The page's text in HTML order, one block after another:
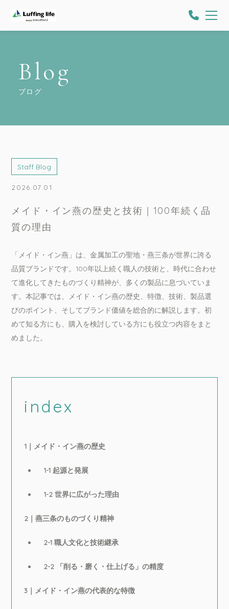
Blog
ブログ
Staff Blog
2026.07.01
メイド・イン燕の歴史と技術｜100年続く品
質の理由
「メイド・イン燕」は、金属加工の聖地・燕三条が世界に誇る
品質ブランドです。100年以上続く職人の技術と、時代に合わせ
て進化してきたものづくり精神が、多くの製品に息づいていま
す。本記事では、メイド・イン燕の歴史、特徴、技術、製品選
びのポイント、そしてブランド価値を総合的に解説します。初
めて知る方にも、購入を検討している方にも役立つ内容をまと
めました。
index
1｜メイド・イン燕の歴史
1-1 起源と発展
1-2 世界に広がった理由
2｜燕三条のものづくり精神
2-1 職人文化と技術継承
2-2 「削る・磨く・仕上げる」の精度
3｜メイド・イン燕の代表的な特徴